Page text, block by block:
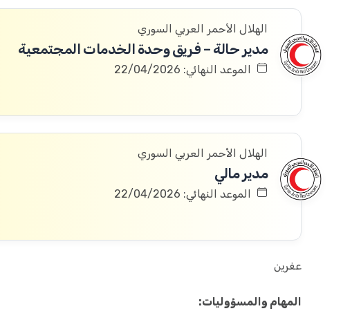
الهلال الأحمر العربي السوري
مدير حالة – فريق وحدة الخدمات المجتمعية
الموعد النهائي: 22/04/2026
الهلال الأحمر العربي السوري
مدير مالي
الموعد النهائي: 22/04/2026
عفرين
المهام والمسؤوليات: